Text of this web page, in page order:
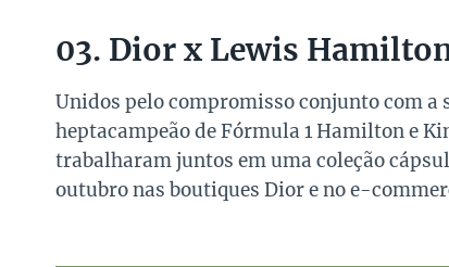
03. Dior x Lewis
Unidos pelo compromisso conjunto com
heptacampeão de Fórmula 1 Hamilton e
trabalharam juntos em uma coleção
outubro nas boutiques Dior e no e-